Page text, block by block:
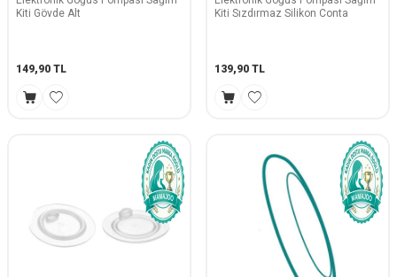
Kiti Gövde Alt
149,90 TL
Kiti Sızdırmaz Silikon Conta
139,90 TL